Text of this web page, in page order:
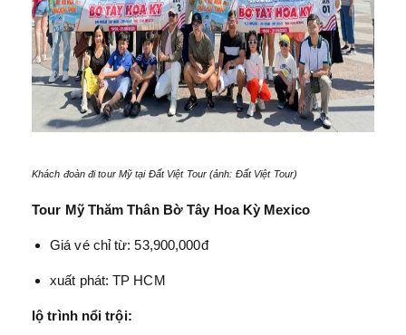
Khách đoàn đi tour Mỹ tại Đất Việt Tour (ảnh: Đất Việt Tour)
Tour Mỹ Thăm Thân Bờ Tây Hoa Kỳ Mexico
Giá vé chỉ từ: 53,900,000đ
xuất phát: TP HCM
lộ trình nổi trội: